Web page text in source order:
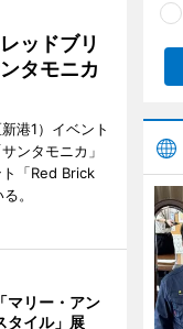
ッドブリ
タモニカ
港1）イベント
ンタモニカ」
「Red Brick
。
マリー・アン
タイル」展